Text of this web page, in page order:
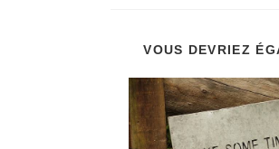
VOUS DEVRIEZ